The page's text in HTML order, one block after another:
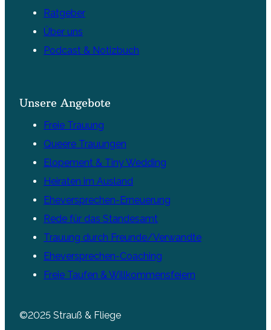
Ratgeber
Über uns
Podcast & Notizbuch
Unsere Angebote
Freie Trauung
Queere Trauungen
Elopement & Tiny Wedding
Heiraten im Ausland
Eheversprechen-Erneuerung
Rede für das Standesamt
Trauung durch Freunde/Verwandte
Eheversprechen-Coaching
Freie Taufen & Willkommensfeiern
©2025 Strauß & Fliege